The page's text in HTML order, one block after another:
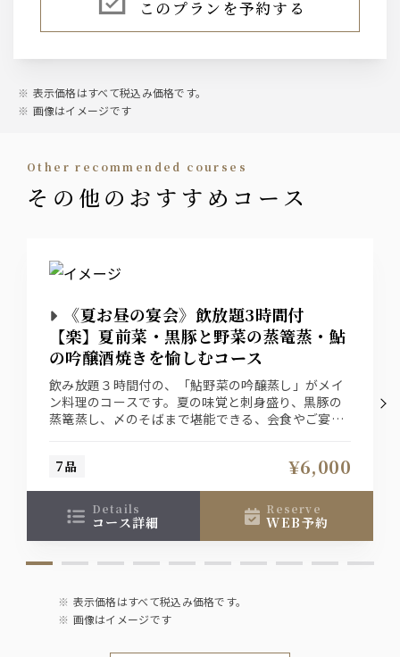
このプランを予約する
表示価格はすべて税込み価格です。
画像はイメージです
other recommended courses
その他のおすすめコース
《夏お昼の宴会》飲放題3時間付
【楽】夏前菜・黒豚と野菜の蒸篭蒸・鮎
の吟醸酒焼きを愉しむコース
飲み放題３時間付の、「鮎野菜の吟醸蒸し」がメイ
ン料理のコースです。夏の味覚と刺身盛り、黒豚の
蒸篭蒸し、〆のそばまで堪能できる、会食やご宴会
7品
¥6,000
details
コース詳細
reserve
WEB予約
表示価格はすべて税込み価格です。
画像はイメージです